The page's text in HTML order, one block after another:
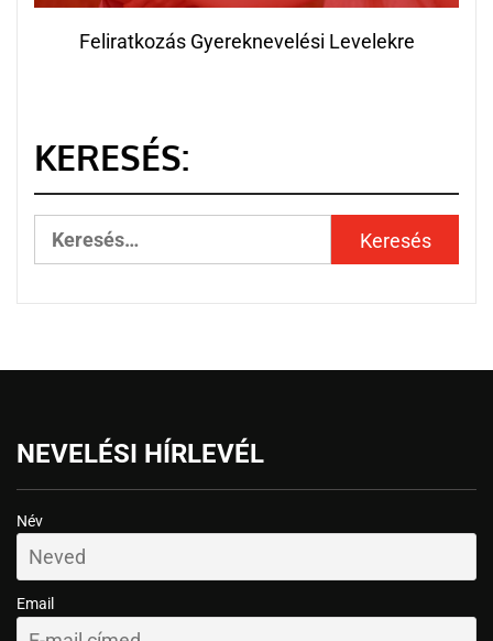
Feliratkozás Gyereknevelési Levelekre
KERESÉS:
NEVELÉSI HÍRLEVÉL
Név
Email